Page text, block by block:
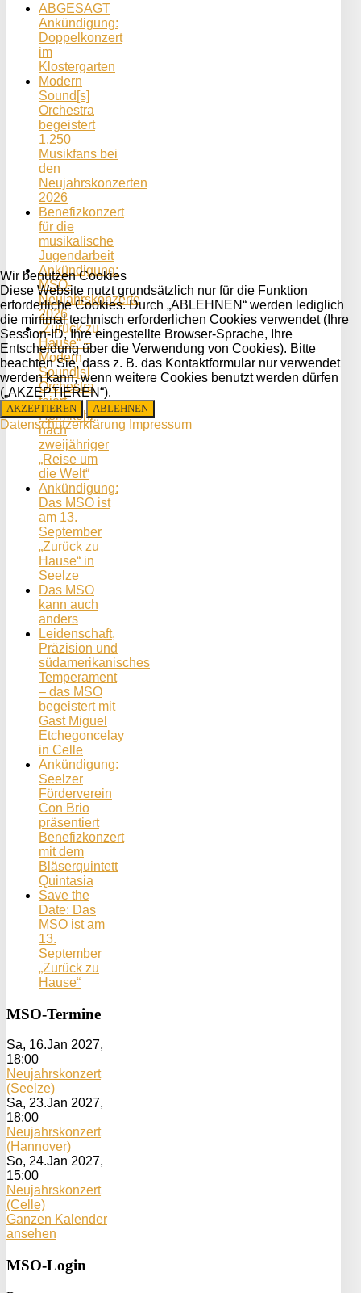
ABGESAGT
Ankündigung:
Doppelkonzert
im
Klostergarten
Modern
Sound[s]
Orchestra
begeistert
1.250
Musikfans bei
den
Neujahrskonzerten
2026
Benefizkonzert
für die
musikalische
Jugendarbeit
Ankündigung:
MSO-
Neujahrskonzerte
2026
„Zurück zu
Hause“ –
Modern
Sound[s]
Orchestra
feiert
Heimkehr
nach
zweijähriger
„Reise um
die Welt“
Ankündigung:
Das MSO ist
am 13.
September
„Zurück zu
Hause“ in
Seelze
Das MSO
kann auch
anders
Leidenschaft,
Präzision und
südamerikanisches
Temperament
– das MSO
begeistert mit
Gast Miguel
Etchegoncelay
in Celle
Ankündigung:
Seelzer
Förderverein
Con Brio
präsentiert
Benefizkonzert
mit dem
Bläserquintett
Quintasia
Save the
Date: Das
MSO ist am
13.
September
„Zurück zu
Hause“
MSO-Termine
Sa, 16.Jan 2027,
18:00
Neujahrskonzert
(Seelze)
Sa, 23.Jan 2027,
18:00
Neujahrskonzert
(Hannover)
So, 24.Jan 2027,
15:00
Neujahrskonzert
(Celle)
Ganzen Kalender
ansehen
MSO-Login
Wir benutzen Cookies
Diese Website nutzt grundsätzlich nur für die Funktion
erforderliche Cookies. Durch „ABLEHNEN“ werden lediglich
die minimal technisch erforderlichen Cookies verwendet (Ihre
Session-ID, Ihre eingestellte Browser-Sprache, Ihre
Entscheidung über die Verwendung von Cookies). Bitte
beachten Sie, dass z. B. das Kontaktformular nur verwendet
werden kann, wenn weitere Cookies benutzt werden dürfen
(„AKZEPTIEREN“).
AKZEPTIEREN ABLEHNEN
Datenschutzerklärung Impressum